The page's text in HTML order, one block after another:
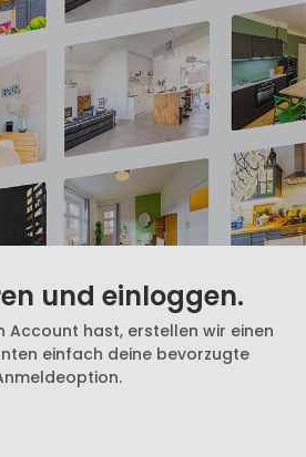
und einloggen.
Account hast, erstellen wir einen
einfach deine bevorzugte